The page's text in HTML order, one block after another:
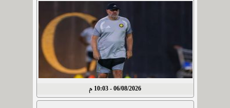
06/08/2026 - 10:03 م